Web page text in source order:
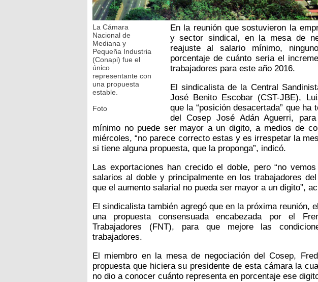
La Cámara
Nacional de
Mediana y
Pequeña Industria
(Conapi) fue el
único
representante con
una propuesta
estable.
Foto
En la reunión que sostuvieron la
y sector sindical, en la mesa de
reajuste al salario mínimo,
porcentaje de cuánto seria el
trabajadores para este año 2016.
El sindicalista de la Central
José Benito Escobar (CST-JBE),
que la “posición desacertada” que ha
del Cosep José Adán Aguerri,
mínimo no puede ser mayor a un digito, a medios de
miércoles, “no parece correcto estas y es irrespetar la
si tiene alguna propuesta, que la proponga”, indicó.
Las exportaciones han crecido el doble, pero “no
salarios al doble y principalmente en los trabajadores
que el aumento salarial no pueda ser mayor a un digito”,
El sindicalista también agregó que en la próxima reunión,
una propuesta consensuada encabezada por el
Trabajadores (FNT), para que mejore las
trabajadores.
El miembro en la mesa de negociación del Cosep,
propuesta que hiciera su presidente de esta cámara la
no dio a conocer cuánto representa en porcentaje ese